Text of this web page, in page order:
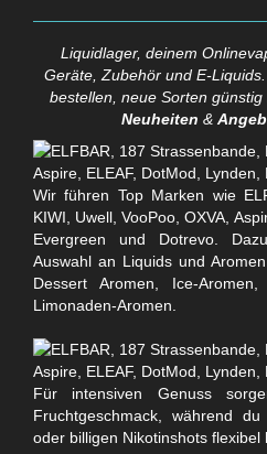
Liquidlager, deinem
Geräte, Zubehör und E-
bestellen, neue Sorten
Neuheiten &
Wir führen Top Marken wie
KIWI, Uwell, VooPoo, OXVA,
Evergreen und Dotrevo.
Auswahl an Liquids und
Dessert Aromen, Ice-
Limonaden-Aromen.
Für intensiven Genuss
Fruchtgeschmack, während
oder billigen Nikotinshots flexibel